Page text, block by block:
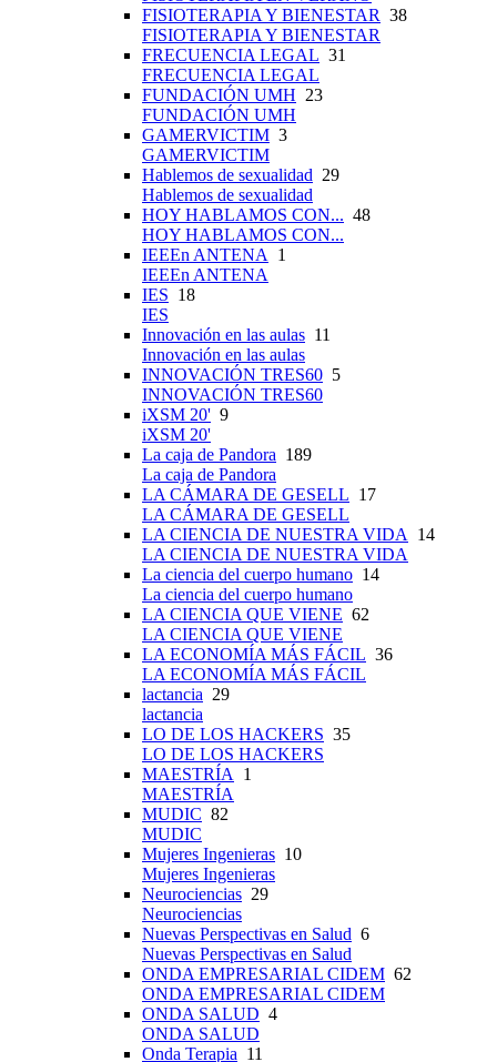
FISIOTERAPIA Y BIENESTAR 38
FISIOTERAPIA Y BIENESTAR
FRECUENCIA LEGAL 31
FRECUENCIA LEGAL
FUNDACIÓN UMH 23
FUNDACIÓN UMH
GAMERVICTIM 3
GAMERVICTIM
Hablemos de sexualidad 29
Hablemos de sexualidad
HOY HABLAMOS CON... 48
HOY HABLAMOS CON...
IEEEn ANTENA
1
IEEEn ANTENA
IES 18
IES
Innovación en las aulas 11
Innovación en las aulas
INNOVACIÓN TRES60 5
INNOVACIÓN TRES60
iXSM 20' 9
iXSM 20'
La caja de Pandora 189
La caja de Pandora
LA CÁMARA DE GESELL 17
LA CÁMARA DE GESELL
LA CIENCIA DE NUESTRA VIDA
14
LA CIENCIA DE NUESTRA VIDA
La ciencia del cuerpo humano 14
La ciencia del cuerpo humano
LA CIENCIA QUE VIENE 62
LA CIENCIA QUE VIENE
LA ECONOMÍA MÁS FÁCIL 36
LA ECONOMÍA MÁS FÁCIL
lactancia 29
lactancia
LO DE LOS HACKERS 35
LO DE LOS HACKERS
MAESTRÍA
1
MAESTRÍA
MUDIC 82
MUDIC
Mujeres Ingenieras 10
Mujeres Ingenieras
Neurociencias 29
Neurociencias
Nuevas Perspectivas en Salud 6
Nuevas Perspectivas en Salud
ONDA EMPRESARIAL CIDEM 62
ONDA EMPRESARIAL CIDEM
ONDA SALUD 4
ONDA SALUD
Onda Terapia 11